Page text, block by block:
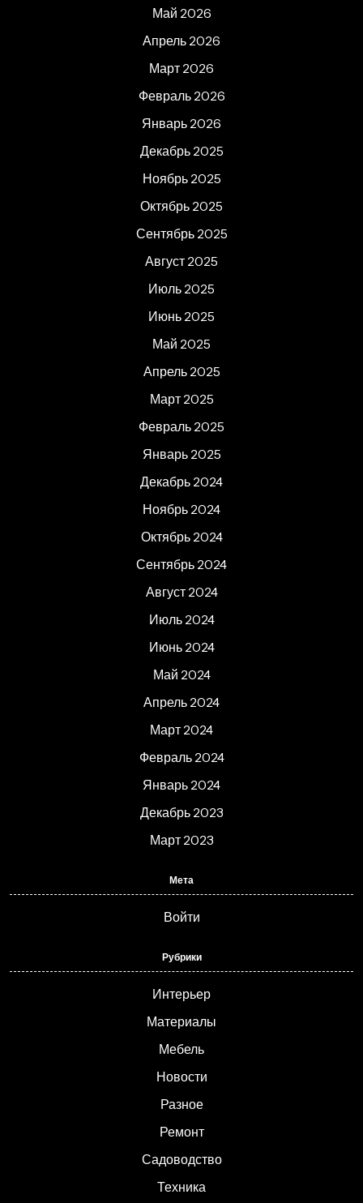
Май 2026
Апрель 2026
Март 2026
Февраль 2026
Январь 2026
Декабрь 2025
Ноябрь 2025
Октябрь 2025
Сентябрь 2025
Август 2025
Июль 2025
Июнь 2025
Май 2025
Апрель 2025
Март 2025
Февраль 2025
Январь 2025
Декабрь 2024
Ноябрь 2024
Октябрь 2024
Сентябрь 2024
Август 2024
Июль 2024
Июнь 2024
Май 2024
Апрель 2024
Март 2024
Февраль 2024
Январь 2024
Декабрь 2023
Март 2023
Мета
Войти
Рубрики
Интерьер
Материалы
Мебель
Новости
Разное
Ремонт
Садоводство
Техника